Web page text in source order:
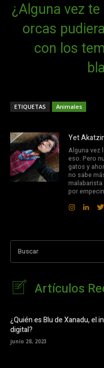
¿Alguna vez
orcas
con los
ETIQUETAS Animales
Yet
Alguna vez
eso. Pero
gatos y
no sabe
por
Buscar
Artículos
¿Quién es Blu de Xanadu, el
digital?
junio 28, 2023